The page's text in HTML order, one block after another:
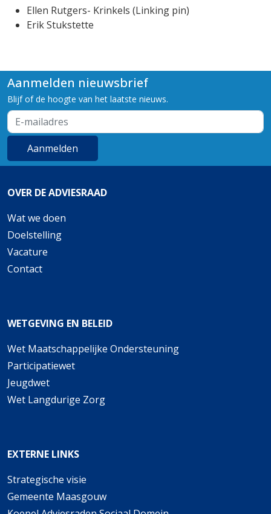
Ellen Rutgers- Krinkels (Linking pin)
Erik Stukstette
Aanmelden nieuwsbrief
Blijf of de hoogte van het laatste nieuws.
Aanmelden
Wat we doen
Doelstelling
Vacature
Contact
Wet Maatschappelijke Ondersteuning
Participatiewet
Jeugdwet
Wet Langdurige Zorg
Strategische visie
Gemeente Maasgouw